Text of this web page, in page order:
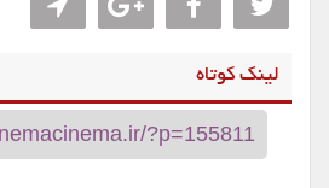
لینک کوتاه